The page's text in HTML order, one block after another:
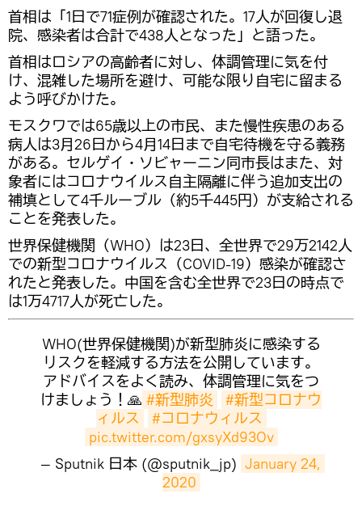
首相は「1日で71症例が確認された。17人が回復し退
院、感染者は合計で438人となった」と語った。
首相はロシアの高齢者に対し、体調管理に気を付
け、混雑した場所を避け、可能な限り自宅に留まる
よう呼びかけた。
モスクワでは65歳以上の市民、また慢性疾患のある
病人は3月26日から4月14日まで自宅待機を守る義務
がある。セルゲイ・ソビャーニン同市長はまた、対
象者にはコロナウイルス自主隔離に伴う追加支出の
補填として4千ルーブル（約5千445円）が支給される
ことを発表した。
世界保健機関（WHO）は23日、全世界で29万2142人
での新型コロナウイルス（COVID-19）感染が確認さ
れたと発表した。中国を含む全世界で23日の時点で
は1万4717人が死亡した。
WHO(世界保健機関)が新型肺炎に感染する
リスクを軽減する方法を公開しています。
アドバイスをよく読み、体調管理に気をつ
けましょう！🙏 #新型肺炎
#新型コロナウ
ィルス
#コロナウィルス
pic.twitter.com/gxsyXd93Ov
— Sputnik 日本 (@sputnik_jp) January 24,
2020